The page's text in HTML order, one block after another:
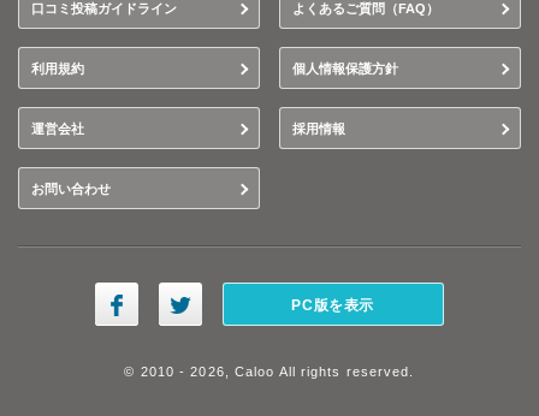
口コミ投稿ガイドライン よくあるご質問（FAQ）
利用規約 個人情報保護方針
運営会社 採用情報
お問い合わせ
PC版を表示
© 2010 - 2026, Caloo All rights reserved.